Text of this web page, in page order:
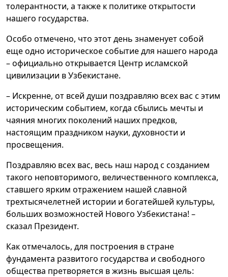
толерантности, а также к политике открытости
нашего государства.
Особо отмечено, что этот день знаменует собой
еще одно историческое событие для нашего народа
– официально открывается Центр исламской
цивилизации в Узбекистане.
– Искренне, от всей души поздравляю всех вас с этим
историческим событием, когда сбылись мечты и
чаяния многих поколений наших предков,
настоящим праздником науки, духовности и
просвещения.
Поздравляю всех вас, весь наш народ с созданием
такого неповторимого, величественного комплекса,
ставшего ярким отражением нашей славной
трехтысячелетней истории и богатейшей культуры,
больших возможностей Нового Узбекистана! –
сказал Президент.
Как отмечалось, для построения в стране
фундамента развитого государства и свободного
общества претворяется в жизнь высшая цель: